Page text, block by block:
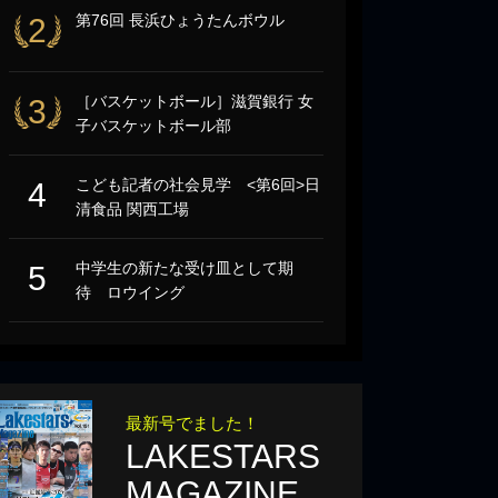
2 第76回 長浜ひょうたんボウル
3
［バスケットボール］滋賀銀行 女
子バスケットボール部
4
こども記者の社会見学 <第6回>日
清食品 関西工場
5
中学生の新たな受け皿として期
待 ロウイング
最新号でました！
LAKESTARS